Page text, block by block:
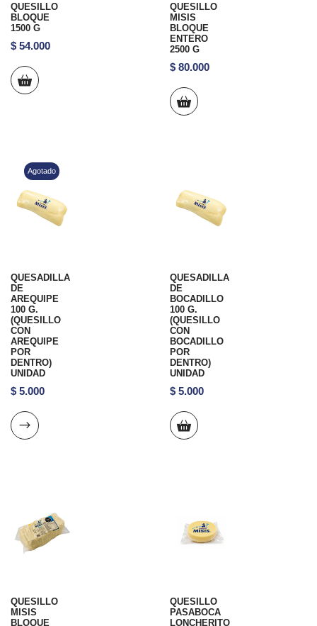
QUESILLO
BLOQUE
1500 G
$ 54.000
QUESILLO
MISIS
BLOQUE
ENTERO
2500 G
$80.000
Agotado
QUESADILLA
DE
AREQUIPE
100 G.
(QUESILLO
CON
AREQUIPE
POR
DENTRO)
UNIDAD
$ 5.000
QUESADILLA
DE
BOCADILLO
100 G.
(QUESILLO
CON
BOCADILLO
POR
DENTRO)
UNIDAD
$5.000
QUESILLO
MISIS
BLOQUE
QUESILLO
PASABOCA
LONCHERITO